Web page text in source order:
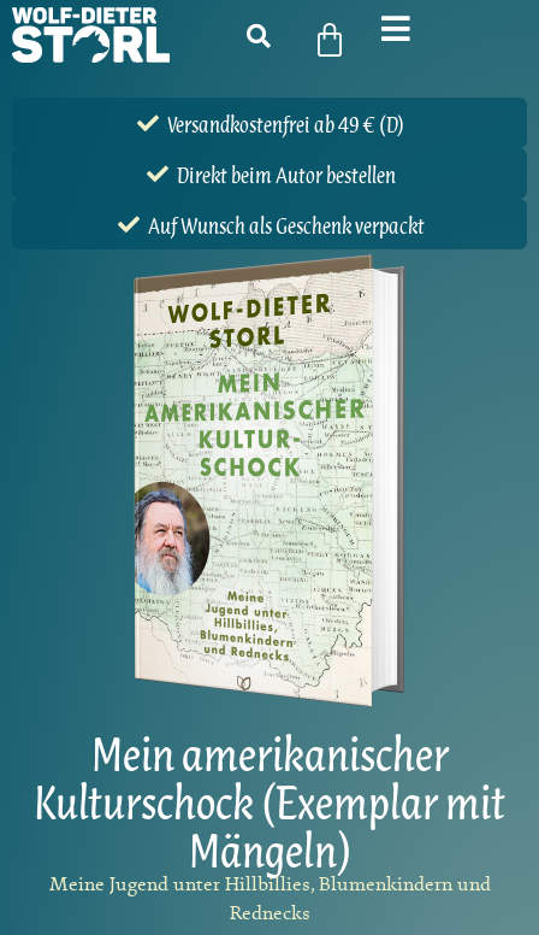
Versandkostenfrei ab 49 € (D)
Direkt beim Autor bestellen
Auf Wunsch als Geschenk verpackt
Mein amerikanischer
Kulturschock (Exemplar mit
Mängeln)
Meine Jugend unter Hillbillies, Blumenkindern und
Rednecks